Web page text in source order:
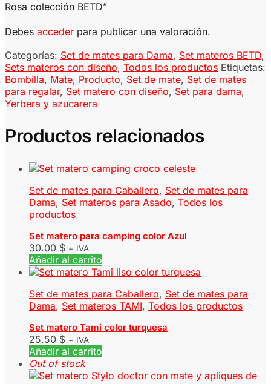
Rosa colección BETD”
Debes acceder para publicar una valoración.
Categorías: Set de mates para Dama, Set materos BETD,
Sets materos con diseño, Todos los productos Etiquetas:
Bombilla, Mate, Producto, Set de mate, Set de mates
para regalar, Set matero con diseño, Set para dama,
Yerbera y azucarera
Productos relacionados
Set de mates para Caballero, Set de mates para
Dama, Set materos para Asado, Todos los
productos
Set matero para camping color Azul
30.00 $ + IVA
Añadir al carrito
Set de mates para Caballero, Set de mates para
Dama, Set materos TAMI, Todos los productos
Set matero Tami color turquesa
25.50 $ + IVA
Añadir al carrito
Out of stock